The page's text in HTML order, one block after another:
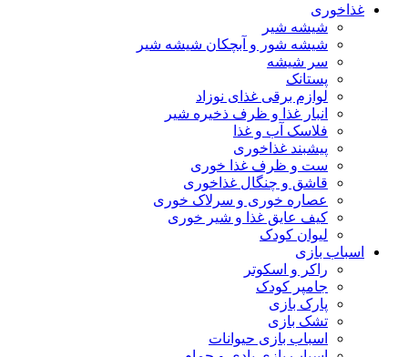
غذاخوری
شیشه شیر
شیشه ‌شور و آبچکان شیشه‌ شیر
سر شیشه
پستانک
لوازم برقی غذای نوزاد
انبار غذا و ظرف ذخیره شیر
فلاسک آب و غذا
پیشبند غذاخوری
ست و ظرف غذا خوری
قاشق و چنگال غذاخوری
عصاره خوری و سرلاک خوری
کیف عایق غذا و شیر خوری
لیوان کودک
اسباب بازی
راکر و اسکوتر
جامپر کودک
پارک بازی
تشک بازی
اسباب بازی حیوانات